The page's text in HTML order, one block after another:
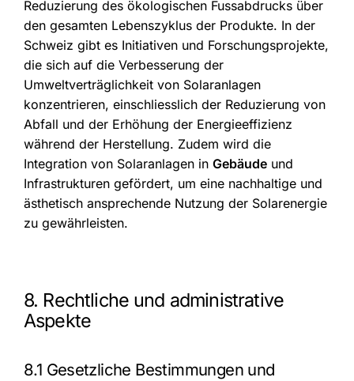
Reduzierung des ökologischen Fussabdrucks über
den gesamten Lebenszyklus der Produkte. In der
Schweiz gibt es Initiativen und Forschungsprojekte,
die sich auf die Verbesserung der
Umweltverträglichkeit von Solaranlagen
konzentrieren, einschliesslich der Reduzierung von
Abfall und der Erhöhung der Energieeffizienz
während der Herstellung. Zudem wird die
Integration von Solaranlagen in Gebäudeund
Infrastrukturen gefördert, um eine nachhaltige und
ästhetisch ansprechende Nutzung der Solarenergie
zu gewährleisten.
8. Rechtliche und administrative
Aspekte
8.1 Gesetzliche Bestimmungen und